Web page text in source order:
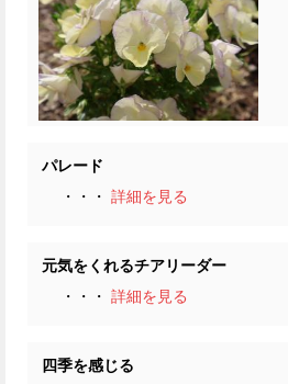
パレード
・・・ 詳細を見る
元気をくれるチアリーダー
・・・ 詳細を見る
四季を感じる